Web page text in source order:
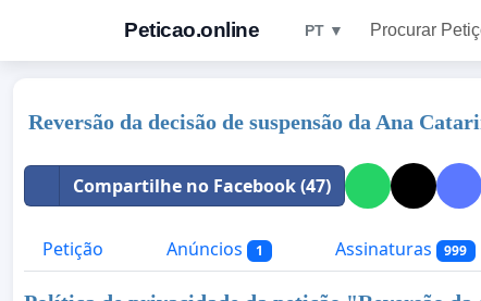
Peticao.online PT ▼ Procurar
Reversão da decisão de suspensão da Ana
Compartilhe no Facebook (47)
Petição Anúncios 1 Assinaturas 999